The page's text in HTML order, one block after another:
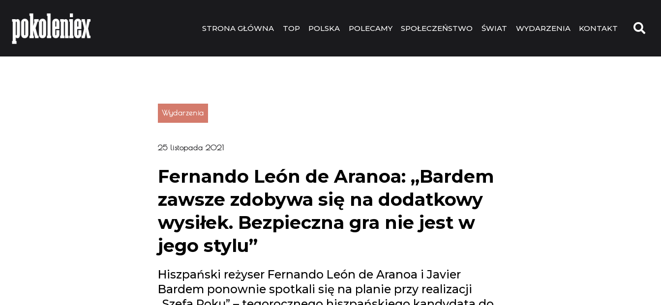
STRONA GŁÓWNA TOP POLSKA POLECAMY SPOŁECZEŃSTWO ŚWIAT WYDARZENIA KONTAKT
Wydarzenia
25 listopada 2021
Fernando León de Aranoa: „Bardem
zawsze zdobywa się na dodatkowy
wysiłek. Bezpieczna gra nie jest w
jego stylu”
Hiszpański reżyser Fernando León de Aranoa i Javier
Bardem ponownie spotkali się na planie przy realizacji